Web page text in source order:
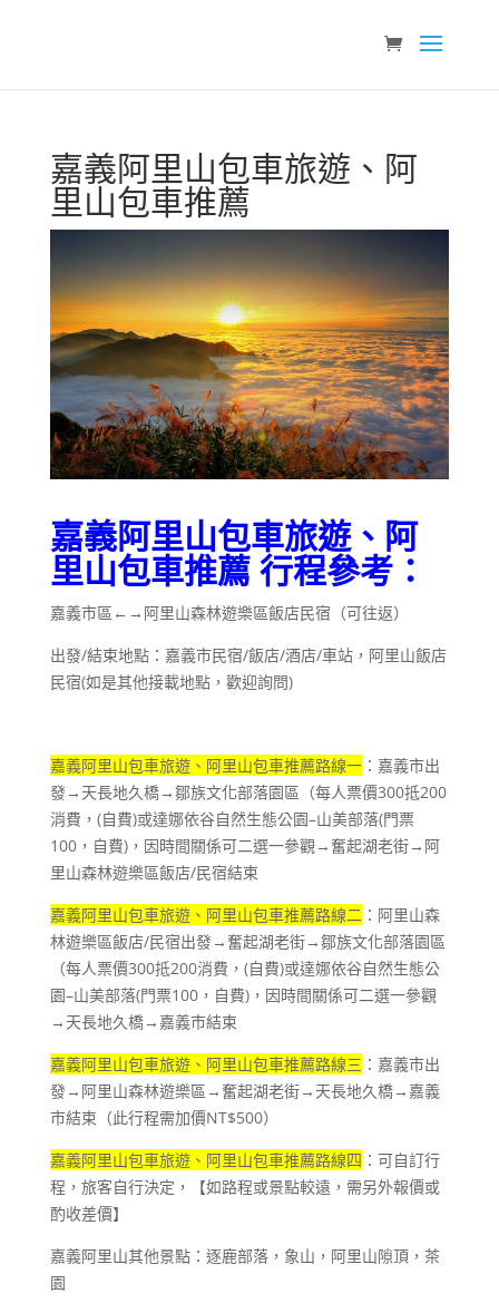
嘉義阿里山包車旅遊、阿
里山包車推薦
嘉義阿里山包車旅遊、阿
里山包車推薦 行程參考：
嘉義市區←→阿里山森林遊樂區飯店民宿（可往返）
出發/結束地點：嘉義市民宿/飯店/酒店/車站，阿里山飯店
民宿(如是其他接載地點，歡迎詢問)
嘉義阿里山包車旅遊、阿里山包車推薦路線一：嘉義市出
發→天長地久橋→鄒族文化部落園區（每人票價300抵200
消費， (自費)或達娜依谷自然生態公園 –山美部落(門票
100，自費)，因時間關係可二選一參觀→奮起湖老街→阿
里山森林遊樂區飯店/民宿結束
嘉義阿里山包車旅遊、阿里山包車推薦路線二：阿里山森
林遊樂區飯店/民宿出發→奮起湖老街→鄒族文化部落園區
（每人票價300抵200消費， (自費)或達娜依谷自然生態公
園 –山美部落(門票100，自費)，因時間關係可二選一參觀
→天長地久橋→嘉義市結束
嘉義阿里山包車旅遊、阿里山包車推薦路線三 ：嘉義市出
發→阿里山森林遊樂區→奮起湖老街→天長地久橋→嘉義
市結束（此行程需加價NT$500）
嘉義阿里山包車旅遊、阿里山包車推薦路線四 ：可自訂行
程，旅客自行決定，【如路程或景點較遠，需另外報價或
酌收差價】
嘉義阿里山其他景點：逐鹿部落，象山，阿里山隙頂，茶
園